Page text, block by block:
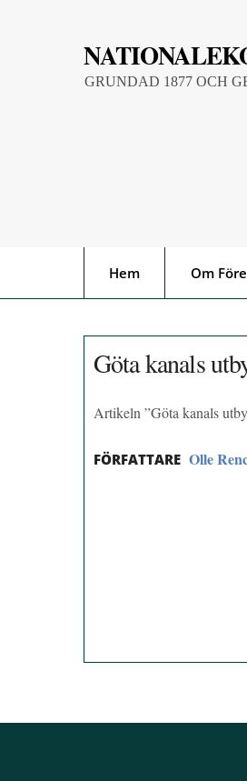
GRUNDAD 1877 OCH
Hem Om
Göta kanals
Artikeln ”Göta kanals
FÖRFATTARE Olle